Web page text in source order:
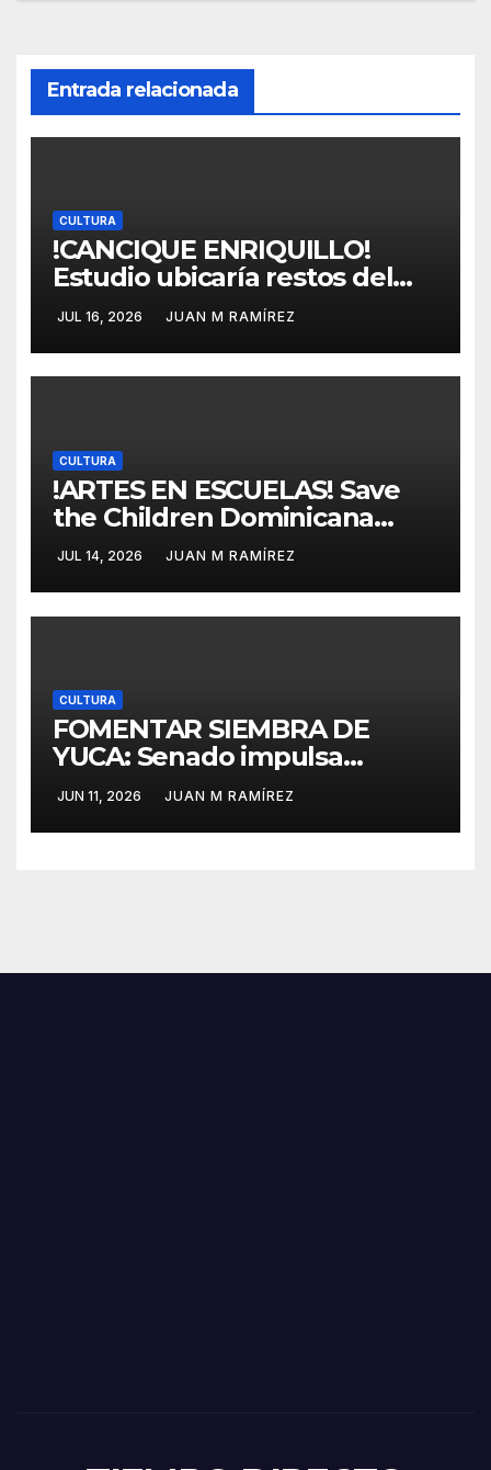
Entrada relacionada
CULTURA
!CANCIQUE ENRIQUILLO!
Estudio ubicaría restos del
líder nativo de Quisqueya;
resultados de ADN del
cacique Enriquillo estarán
para finales de año
JUL 16, 2026 JUAN M RAMÍREZ
CULTURA
!ARTES EN ESCUELAS! Save
the Children Dominicana
propone que cada escuela
pública cuente con un aula
de arte y música
JUL 14, 2026 JUAN M RAMÍREZ
CULTURA
FOMENTAR SIEMBRA DE
YUCA: Senado impulsa
creación Instituto
Dominicano del Casabe
(INDOCASABE) y declara
JUN 11, 2026 JUAN M RAMÍREZ